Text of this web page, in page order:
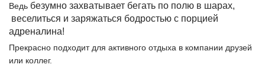
Ведь безумно захватывает бегать по полю в шарах,
веселиться и заряжаться бодростью с порцией
адреналина!
Прекрасно подходит для активного отдыха в компании друзей
или коллег.